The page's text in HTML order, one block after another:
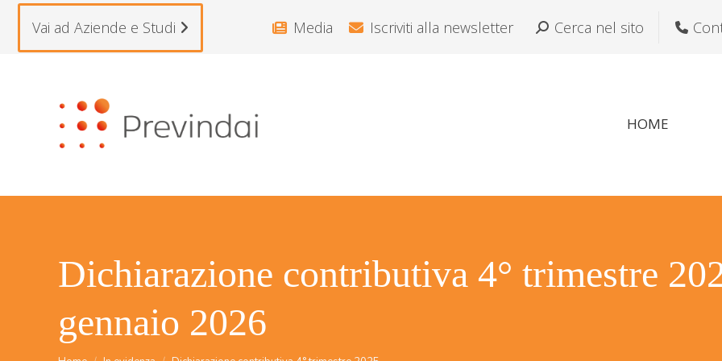
Vai ad Aziende e Studi Media Iscriviti alla newsletter Cerca:Cerca nel sito
HOME
Dichiarazione contributiva 4° trimestre
gennaio 2026
Tu sei qui: